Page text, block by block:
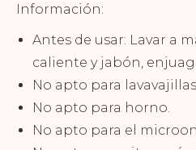
Información:
Antes de usar: Lavar a
caliente y jabón,
No apto para lavavajillas.
No apto para horno.
No apto para el